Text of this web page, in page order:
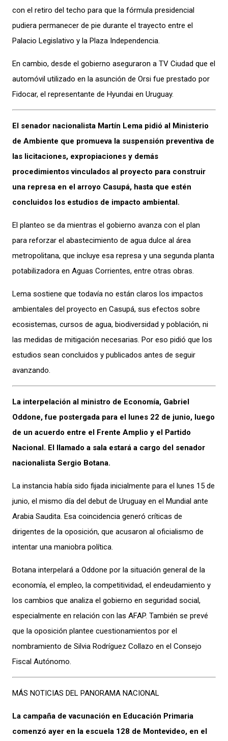
con el retiro del techo para que la fórmula presidencial
pudiera permanecer de pie durante el trayecto entre el
Palacio Legislativo y la Plaza Independencia.
En cambio, desde el gobierno aseguraron a TV Ciudad que el
automóvil utilizado en la asunción de Orsi fue prestado por
Fidocar, el representante de Hyundai en Uruguay.
El senador nacionalista Martín Lema pidió al Ministerio
de Ambiente que promueva la suspensión preventiva de
las licitaciones, expropiaciones y demás
procedimientos vinculados al proyecto para construir
una represa en el arroyo Casupá, hasta que estén
concluidos los estudios de impacto ambiental.
El planteo se da mientras el gobierno avanza con el plan
para reforzar el abastecimiento de agua dulce al área
metropolitana, que incluye esa represa y una segunda planta
potabilizadora en Aguas Corrientes, entre otras obras.
Lema sostiene que todavía no están claros los impactos
ambientales del proyecto en Casupá, sus efectos sobre
ecosistemas, cursos de agua, biodiversidad y población, ni
las medidas de mitigación necesarias. Por eso pidió que los
estudios sean concluidos y publicados antes de seguir
avanzando.
La interpelación al ministro de Economía, Gabriel
Oddone, fue postergada para el lunes 22 de junio, luego
de un acuerdo entre el Frente Amplio y el Partido
Nacional. El llamado a sala estará a cargo del senador
nacionalista Sergio Botana.
La instancia había sido fijada inicialmente para el lunes 15 de
junio, el mismo día del debut de Uruguay en el Mundial ante
Arabia Saudita. Esa coincidencia generó críticas de
dirigentes de la oposición, que acusaron al oficialismo de
intentar una maniobra política.
Botana interpelará a Oddone por la situación general de la
economía, el empleo, la competitividad, el endeudamiento y
los cambios que analiza el gobierno en seguridad social,
especialmente en relación con las AFAP. También se prevé
que la oposición plantee cuestionamientos por el
nombramiento de Silvia Rodríguez Collazo en el Consejo
Fiscal Autónomo.
MÁS NOTICIAS DEL PANORAMA NACIONAL
La campaña de vacunación en Educación Primaria
comenzó ayer en la escuela 128 de Montevideo, en el